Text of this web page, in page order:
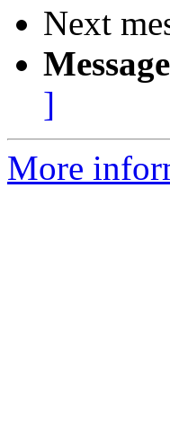
Next
]
More